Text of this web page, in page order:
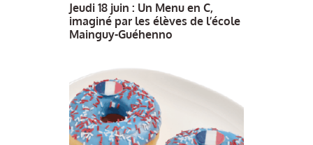
Jeudi 18 juin : Un Menu en C,
imaginé par les élèves de l’école
Mainguy-Guéhenno